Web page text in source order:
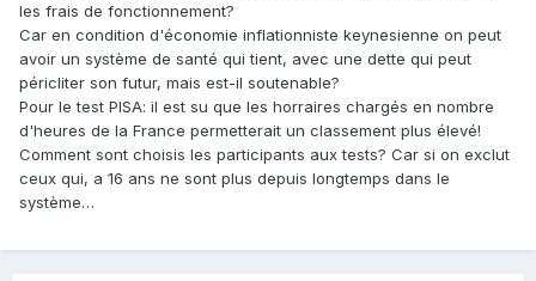
les frais de fonctionnement?
Car en condition d'économie inflationniste keynesienne on peut
avoir un système de santé qui tient, avec une dette qui peut
péricliter son futur, mais est-il soutenable?
Pour le test PISA: il est su que les horraires chargés en nombre
d'heures de la France permetterait un classement plus élevé!
Comment sont choisis les participants aux tests? Car si on exclut
ceux qui, a 16 ans ne sont plus depuis longtemps dans le
système…